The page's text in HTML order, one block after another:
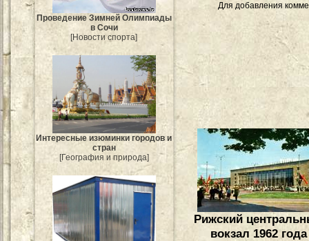
Проведение Зимней Олимпиады
в Сочи
[Новости спорта]
Интересные изюминки городов и
стран
[География и природа]
Для добавления
Рижский
вокзал 1962 года